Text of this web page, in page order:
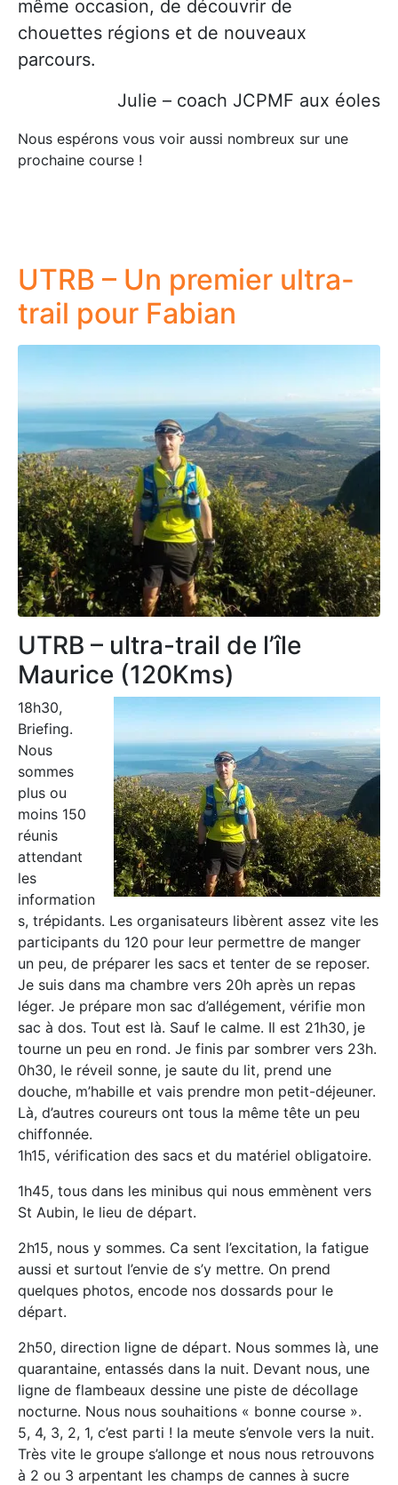
même occasion, de découvrir de
chouettes régions et de nouveaux
parcours.
Julie – coach JCPMF aux éoles
Nous espérons vous voir aussi nombreux sur une
prochaine course !
UTRB – Un premier ultra-
trail pour Fabian
UTRB – ultra-trail de l’île
Maurice (120Kms)
18h30,
Briefing.
Nous
sommes
plus ou
moins 150
réunis
attendant
les
information
s, trépidants. Les organisateurs libèrent assez vite les
participants du 120 pour leur permettre de manger
un peu, de préparer les sacs et tenter de se reposer.
Je suis dans ma chambre vers 20h après un repas
léger. Je prépare mon sac d’allégement, vérifie mon
sac à dos. Tout est là. Sauf le calme. Il est 21h30, je
tourne un peu en rond. Je finis par sombrer vers 23h.
0h30, le réveil sonne, je saute du lit, prend une
douche, m’habille et vais prendre mon petit-déjeuner.
Là, d’autres coureurs ont tous la même tête un peu
chiffonnée.
1h15, vérification des sacs et du matériel obligatoire.
1h45, tous dans les minibus qui nous emmènent vers
St Aubin, le lieu de départ.
2h15, nous y sommes. Ca sent l’excitation, la fatigue
aussi et surtout l’envie de s’y mettre. On prend
quelques photos, encode nos dossards pour le
départ.
2h50, direction ligne de départ. Nous sommes là, une
quarantaine, entassés dans la nuit. Devant nous, une
ligne de flambeaux dessine une piste de décollage
nocturne. Nous nous souhaitions « bonne course ».
5, 4, 3, 2, 1, c’est parti ! la meute s’envole vers la nuit.
Très vite le groupe s’allonge et nous nous retrouvons
à 2 ou 3 arpentant les champs de cannes à sucre